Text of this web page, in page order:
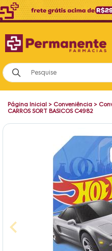
Página Inicial > Conveniência >
CARROS SORT BASICOS C4982